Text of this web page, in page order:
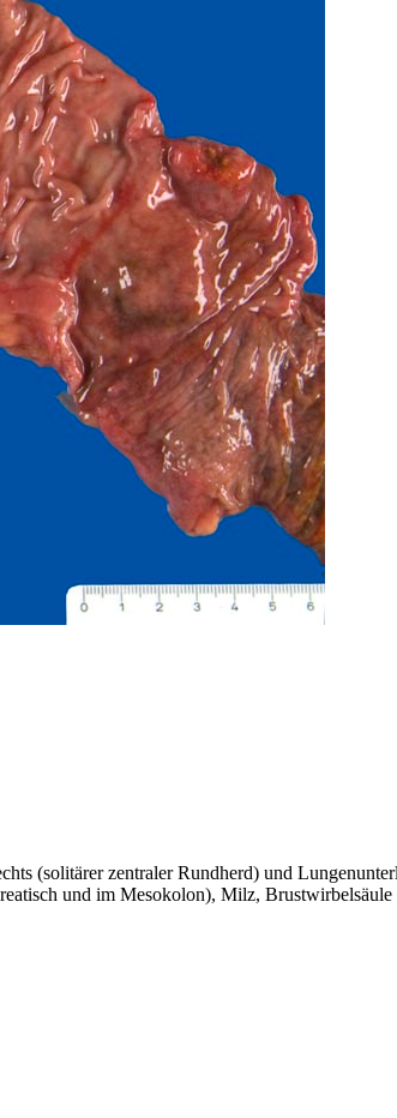
(solitärer zentraler Rundherd) und
und im Mesokolon), Milz,